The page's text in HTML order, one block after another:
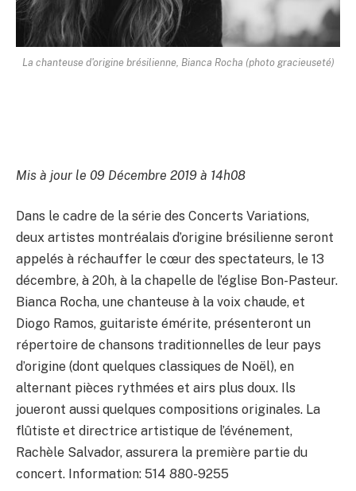
La chanteuse d'origine brésilienne, Bianca Rocha (photo gracieuseté)
Mis à jour le 09 Décembre 2019 à 14h08
Dans le cadre de la série des Concerts Variations,
deux artistes montréalais d’origine brésilienne seront
appelés à réchauffer le cœur des spectateurs, le 13
décembre, à 20h, à la chapelle de l’église Bon-Pasteur.
Bianca Rocha, une chanteuse à la voix chaude, et
Diogo Ramos, guitariste émérite, présenteront un
répertoire de chansons traditionnelles de leur pays
d’origine (dont quelques classiques de Noël), en
alternant pièces rythmées et airs plus doux. Ils
joueront aussi quelques compositions originales. La
flûtiste et directrice artistique de l’événement,
Rachèle Salvador, assurera la première partie du
concert. Information: 514 880-9255